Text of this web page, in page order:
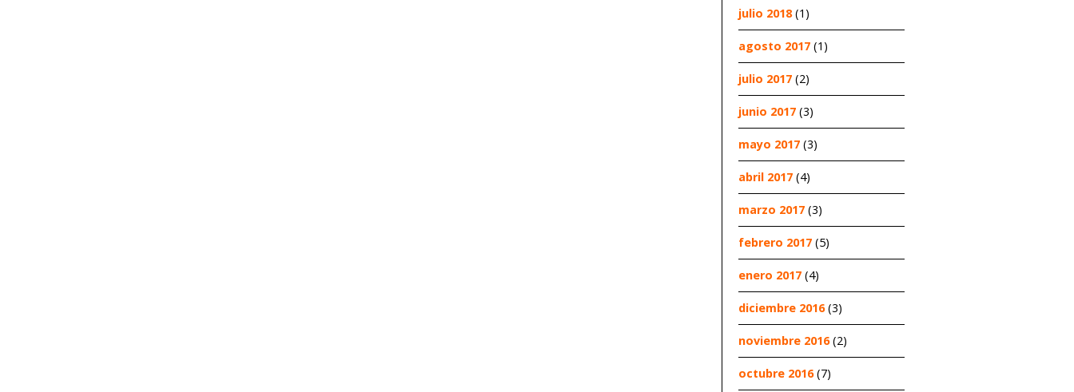
julio 2018(1)
agosto 2017 (1)
julio 2017 (2)
junio 2017 (3)
mayo 2017 (3)
abril 2017 (4)
marzo 2017 (3)
febrero 2017 (5)
enero 2017 (4)
diciembre 2016(3)
noviembre 2016(2)
octubre 2016(7)